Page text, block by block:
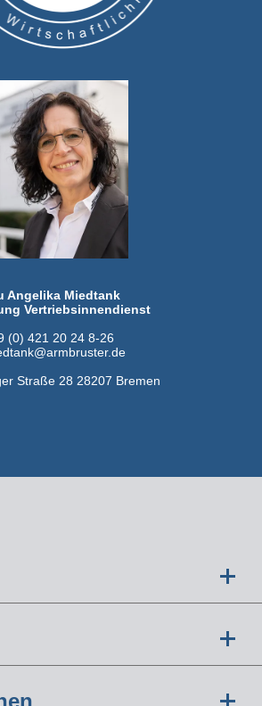
Angelika Miedtank
Vertriebsinnendienst
(0) 421 20 24 8-26
Straße 28 28207 Bremen